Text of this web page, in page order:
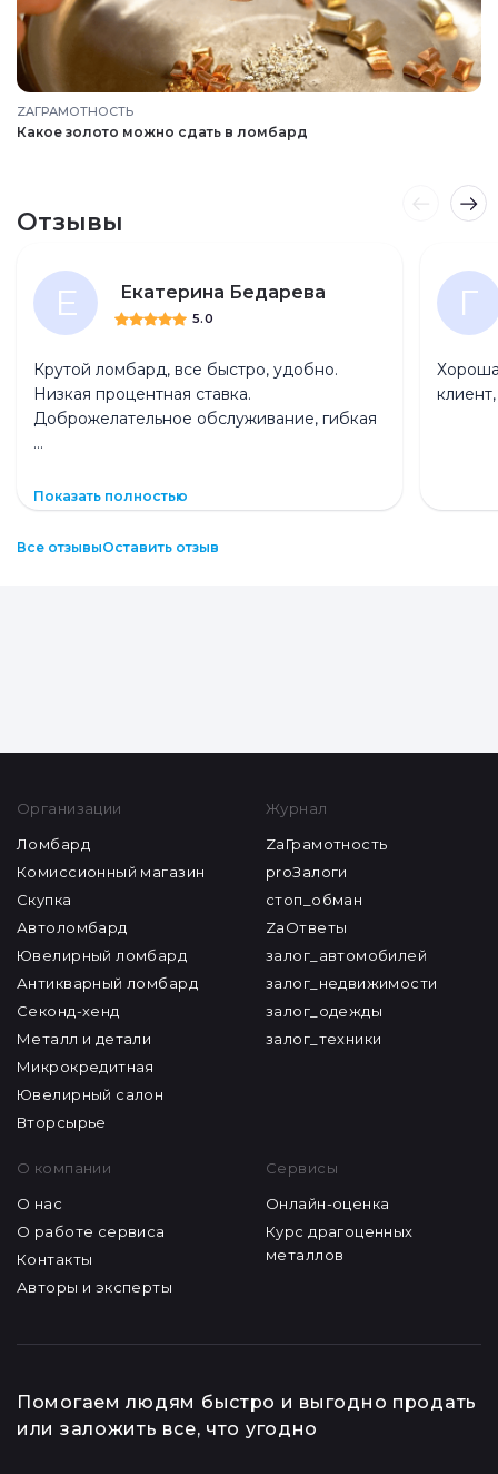
ZAГРАМОТНОСТЬ
Какое золото можно сдать в ломбард
Отзывы
Е Екатерина Бедарева
5.0
Крутой ломбард, все быстро, удобно.
Низкая процентная ставка.
Доброжелательное обслуживание, гибкая
...
Показать полностью
Г
Все отзывыОставить отзыв
Организации
Ломбард
Комиссионный магазин
Скупка
Автоломбард
Ювелирный ломбард
Антикварный ломбард
Секонд-хенд
Металл и детали
Микрокредитная
Ювелирный салон
Вторсырье
Журнал
ZaГрамотность
proЗалоги
стоп_обман
ZaОтветы
залог_автомобилей
залог_недвижимости
залог_одежды
залог_техники
О компании
О нас
О работе сервиса
Контакты
Авторы и эксперты
Сервисы
Онлайн-оценка
Курс драгоценных
металлов
Помогаем людям быстро и выгодно продать
или заложить все, что угодно